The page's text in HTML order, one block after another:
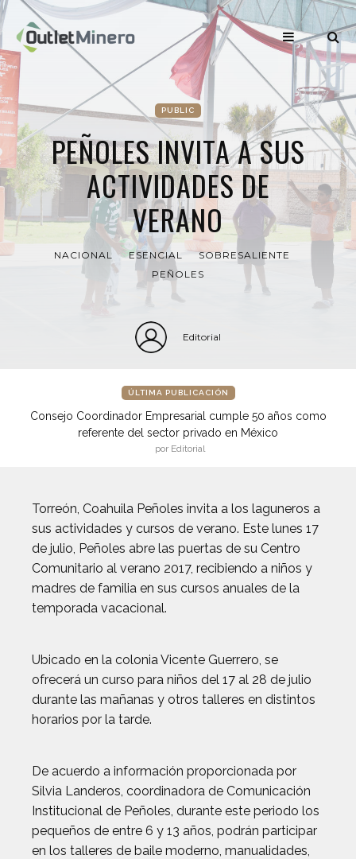
PUBLIC
PEÑOLES INVITA A SUS
ACTIVIDADES DE
VERANO
NACIONAL ESENCIAL
SOBRESALIENTE
PEÑOLES
Editorial
ÚLTIMA PUBLICACIÓN
Consejo Coordinador Empresarial cumple 50 años como
referente del sector privado en México
por Editorial
Torreón, Coahuila Peñoles invita a los laguneros a
sus actividades y cursos de verano. Este lunes 17
de julio, Peñoles abre las puertas de su Centro
Comunitario al verano 2017, recibiendo a niños y
madres de familia en sus cursos anuales de la
temporada vacacional.
Ubicado en la colonia Vicente Guerrero, se
ofrecerá un curso para niños del 17 al 28 de julio
durante las mañanas y otros talleres en distintos
horarios por la tarde.
De acuerdo a información proporcionada por
Silvia Landeros, coordinadora de Comunicación
Institucional de Peñoles, durante este periodo los
pequeños de entre 6 y 13 años, podrán participar
en los talleres de baile moderno, manualidades,